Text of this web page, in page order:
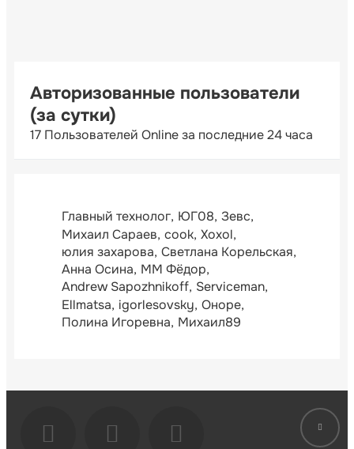
Авторизованные пользователи
(за сутки)
17 Пользователей Online за последние 24 часа
Главный технолог ЮГ08 Зевс
Михаил Сараев cook Xoxol
юлия захарова Светлана Корельская
Анна Осина ММ Фёдор
Andrew Sapozhnikoff Serviceman
Ellmatsa igorlesovsky Оноре
Полина Игоревна Михаил89